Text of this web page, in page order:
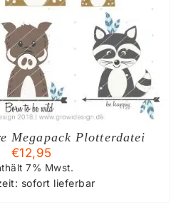
Megapack Plotterdatei
€12,95
7% Mwst.
sofort lieferbar